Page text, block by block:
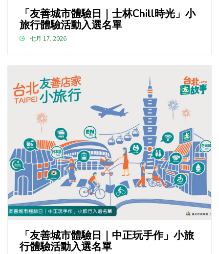
「友善城市體驗日｜士林Chill時光」小
旅行體驗活動入選名單
七月 17, 2026
「友善城市體驗日｜中正玩手作」小旅
行體驗活動入選名單